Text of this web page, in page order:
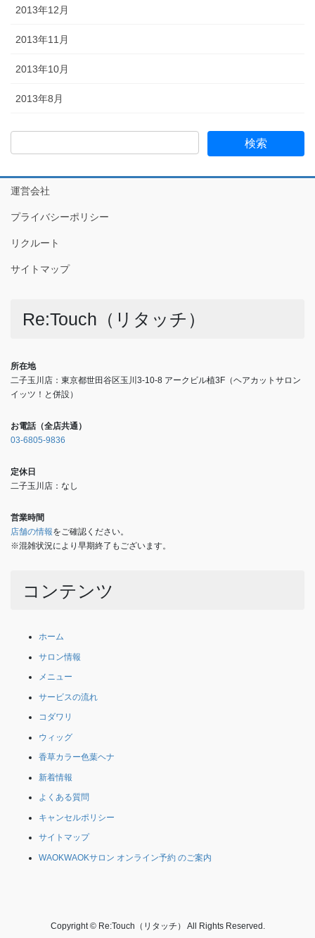
2013年12月
2013年11月
2013年10月
2013年8月
運営会社
プライバシーポリシー
リクルート
サイトマップ
Re:Touch（リタッチ）
所在地
二子玉川店：東京都世田谷区玉川3-10-8 アークビル植3F（ヘアカットサロン
イッツ！と併設）
お電話（全店共通）
03-6805-9836
定休日
二子玉川店：なし
営業時間
店舗の情報をご確認ください。
※混雑状況により早期終了もございます。
コンテンツ
ホーム
サロン情報
メニュー
サービスの流れ
コダワリ
ウィッグ
香草カラー色葉ヘナ
新着情報
よくある質問
キャンセルポリシー
サイトマップ
WAOKWAOKサロン オンライン予約 のご案内
Copyright © Re:Touch（リタッチ） All Rights Reserved.